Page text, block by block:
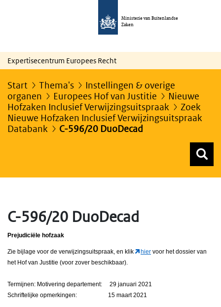
Ministerie van Buitenlandse
Zaken
Expertisecentrum Europees Recht
Start Thema's
Instellingen & overige
organen
Europees Hof van Justitie
Nieuwe
Hofzaken Inclusief Verwijzingsuitspraak
Zoek
Nieuwe Hofzaken Inclusief Verwijzingsuitspraak
Databank
C-596/20 DuoDecad
C-596/20 DuoDecad
Prejudiciële hofzaak
Zie bijlage voor de verwijzingsuitspraak, en klik hier voor het dossier van
het Hof van Justitie (voor zover beschikbaar).
Termijnen: Motivering departement: 29 januari 2021
Schriftelijke opmerkingen: 15 maart 2021